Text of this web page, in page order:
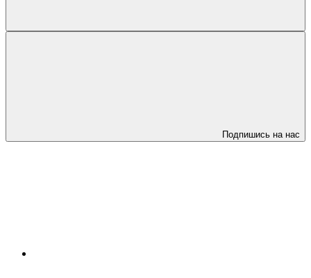
Подпишись на нас